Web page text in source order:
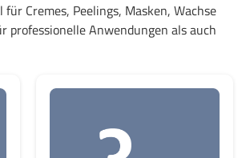
Cremes, Peelings, Masken, Wachse
professionelle Anwendungen als auch